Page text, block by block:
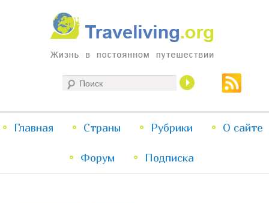
Traveliving
Жизнь в постоянном путешествии
меню
Перейти
к
Перейти
к
Главная Страны Рубрики О сайте
Форум Подписка